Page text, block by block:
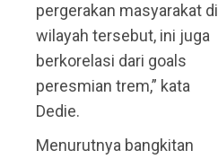
pergerakan masyarakat di
wilayah tersebut, ini juga
berkorelasi dari goals
peresmian trem,” kata
Dedie.
Menurutnya bangkitan